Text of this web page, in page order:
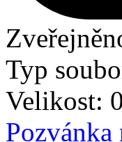
Typ
Velikost: